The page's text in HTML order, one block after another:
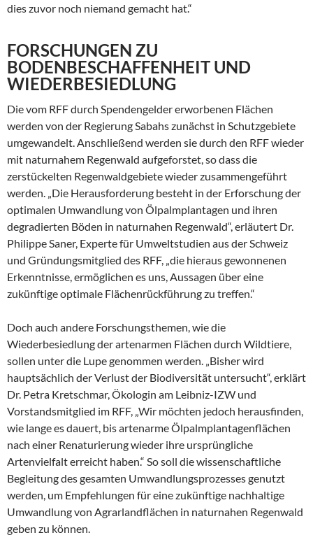
dies zuvor noch niemand gemacht hat.“
FORSCHUNGEN ZU
BODENBESCHAFFENHEIT UND
WIEDERBESIEDLUNG
Die vom RFF durch Spendengelder erworbenen Flächen
werden von der Regierung Sabahs zunächst in Schutzgebiete
umgewandelt. Anschließend werden sie durch den RFF wieder
mit naturnahem Regenwald aufgeforstet, so dass die
zerstückelten Regenwaldgebiete wieder zusammengeführt
werden. „Die Herausforderung besteht in der Erforschung der
optimalen Umwandlung von Ölpalmplantagen und ihren
degradierten Böden in naturnahen Regenwald“, erläutert Dr.
Philippe Saner, Experte für Umweltstudien aus der Schweiz
und Gründungsmitglied des RFF, „die hieraus gewonnenen
Erkenntnisse, ermöglichen es uns, Aussagen über eine
zukünftige optimale Flächenrückführung zu treffen.“
Doch auch andere Forschungsthemen, wie die
Wiederbesiedlung der artenarmen Flächen durch Wildtiere,
sollen unter die Lupe genommen werden. „Bisher wird
hauptsächlich der Verlust der Biodiversität untersucht“, erklärt
Dr. Petra Kretschmar, Ökologin am Leibniz-IZW und
Vorstandsmitglied im RFF, „Wir möchten jedoch herausfinden,
wie lange es dauert, bis artenarme Ölpalmplantagenflächen
nach einer Renaturierung wieder ihre ursprüngliche
Artenvielfalt erreicht haben.“ So soll die wissenschaftliche
Begleitung des gesamten Umwandlungsprozesses genutzt
werden, um Empfehlungen für eine zukünftige nachhaltige
Umwandlung von Agrarlandflächen in naturnahen Regenwald
geben zu können.